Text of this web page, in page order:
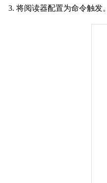
3. 将阅读器配置为命令触发。